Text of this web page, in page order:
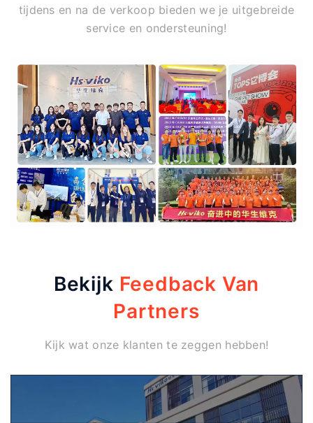
tijdens en na de verkoop bieden we je uitgebreide
service en ondersteuning!
Bekijk Feedback Van
Partners
Kijk wat onze klanten te zeggen hebben!